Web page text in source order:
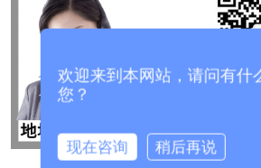
欢迎来到本网站，请问有什
您？
现在咨询 稍后再说